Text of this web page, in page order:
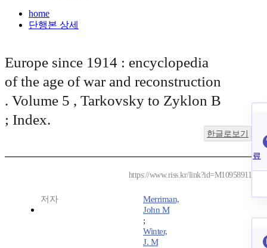
home
단행본 상세
Europe since 1914 : encyclopedia
of the age of war and reconstruction
. Volume 5 , Tarkovsky to Zyklon B
; Index.
한글로보기
https://www.riss.kr/link?id=M10958911
저자
Merriman,
John M
;
Winter,
J. M
료